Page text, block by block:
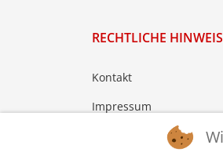
RECHTLICHE
Kontakt
Impressum